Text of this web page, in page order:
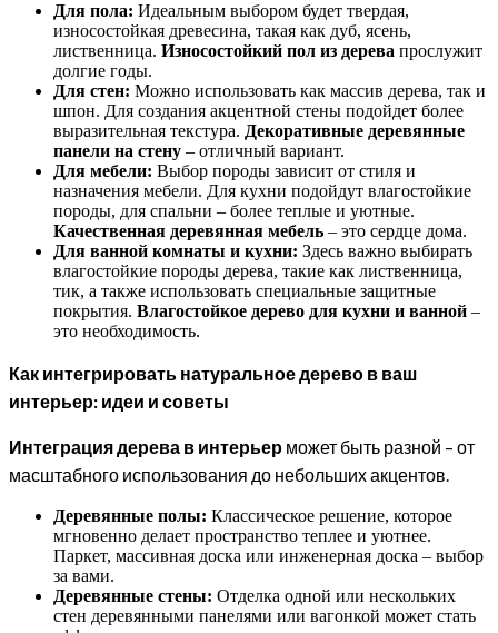
Для пола: Идеальным выбором будет твердая,
износостойкая древесина, такая как дуб, ясень,
лиственница. Износостойкий пол из дерева прослужит
долгие годы.
Для стен: Можно использовать как массив дерева, так и
шпон. Для создания акцентной стены подойдет более
выразительная текстура. Декоративные деревянные
панели на стену – отличный вариант.
Для мебели: Выбор породы зависит от стиля и
назначения мебели. Для кухни подойдут влагостойкие
породы, для спальни – более теплые и уютные.
Качественная деревянная мебель – это сердце дома.
Для ванной комнаты и кухни: Здесь важно выбирать
влагостойкие породы дерева, такие как лиственница,
тик, а также использовать специальные защитные
покрытия. Влагостойкое дерево для кухни и ванной –
это необходимость.
Как интегрировать натуральное дерево в ваш
интерьер: идеи и советы
Интеграция дерева в интерьер может быть разной – от
масштабного использования до небольших акцентов.
Деревянные полы: Классическое решение, которое
мгновенно делает пространство теплее и уютнее.
Паркет, массивная доска или инженерная доска – выбор
за вами.
Деревянные стены: Отделка одной или нескольких
стен деревянными панелями или вагонкой может стать